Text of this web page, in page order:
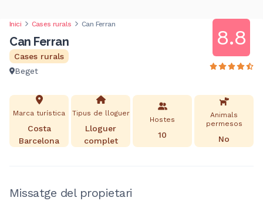
Inici Cases rurals Can Ferran
Can Ferran
Cases rurals
Beget
8.8
Marca turística
Costa
Barcelona
Tipus de lloguer
Lloguer
complet
Hostes
10
Animals
permesos
No
Missatge del propietari